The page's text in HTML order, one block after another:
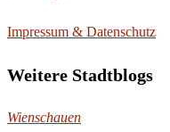
Impressum & Datenschutz
Weitere Stadtblogs
Wienschauen